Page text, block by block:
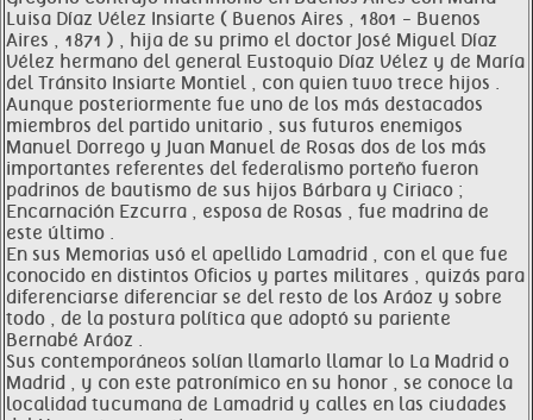
Luisa Díaz Vélez Insiarte ( Buenos Aires , 1801 - Buenos
Aires , 1871 ) , hija de su primo el doctor José Miguel Díaz
Vélez hermano del general Eustoquio Díaz Vélez y de María
del Tránsito Insiarte Montiel , con quien tuvo trece hijos .
Aunque posteriormente fue uno de los más destacados
miembros del partido unitario , sus futuros enemigos
Manuel Dorrego y Juan Manuel de Rosas dos de los más
importantes referentes del federalismo porteño fueron
padrinos de bautismo de sus hijos Bárbara y Ciriaco ;
Encarnación Ezcurra , esposa de Rosas , fue madrina de
este último .
En sus Memorias usó el apellido Lamadrid , con el que fue
conocido en distintos Oficios y partes militares , quizás para
diferenciarse diferenciar se del resto de los Aráoz y sobre
todo , de la postura política que adoptó su pariente
Bernabé Aráoz .
Sus contemporáneos solían llamarlo llamar lo La Madrid o
Madrid , y con este patronímico en su honor , se conoce la
localidad tucumana de Lamadrid y calles en las ciudades